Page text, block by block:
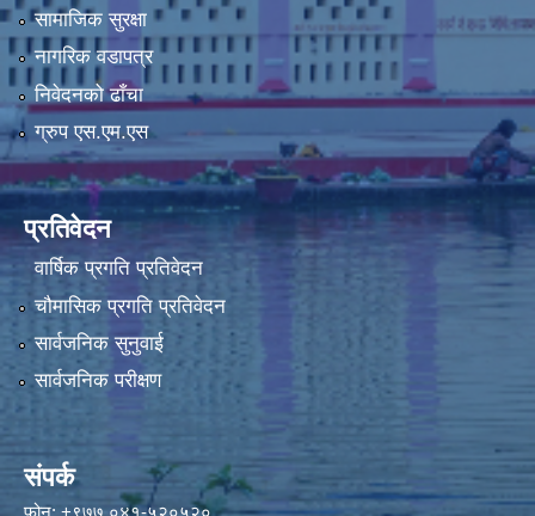
सामाजिक सुरक्षा
नागरिक वडापत्र
निवेदनको ढाँचा
ग्रुप एस.एम.एस
प्रतिवेदन
वार्षिक प्रगति प्रतिवेदन
चौमासिक प्रगति प्रतिवेदन
सार्वजनिक सुनुवाई
सार्वजनिक परीक्षण
संपर्क